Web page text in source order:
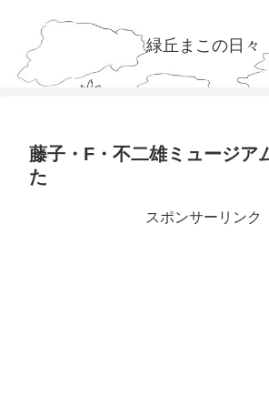
緑丘まこの日々
藤子・F・不二雄ミュージア
た
スポンサーリンク